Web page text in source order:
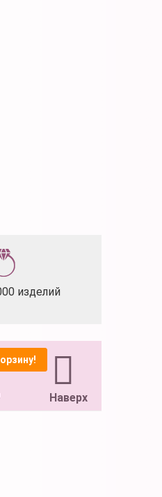
изделий
Наверх